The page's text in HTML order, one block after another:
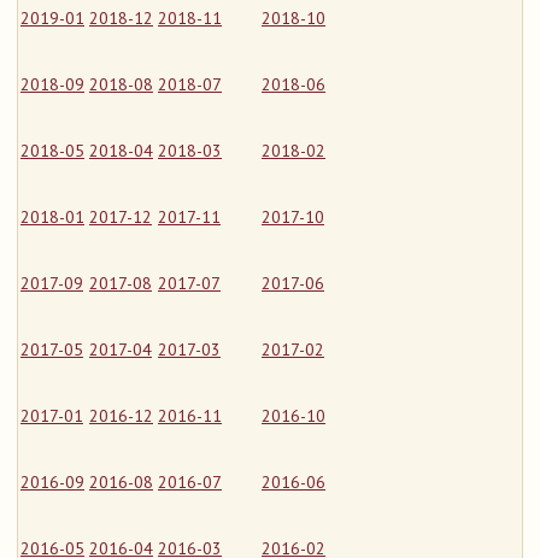
2019-01 2018-12 2018-11 2018-10
2018-09 2018-08 2018-07 2018-06
2018-05 2018-04 2018-03 2018-02
2018-01 2017-12 2017-11 2017-10
2017-09 2017-08 2017-07 2017-06
2017-05 2017-04 2017-03 2017-02
2017-01 2016-12 2016-11 2016-10
2016-09 2016-08 2016-07 2016-06
2016-05 2016-04 2016-03 2016-02